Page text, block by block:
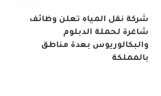
شركة نقل المياه تعلن وظائف
شاغرة لحملة الدبلوم
والبكالوريوس بعدة مناطق
بالمملكة